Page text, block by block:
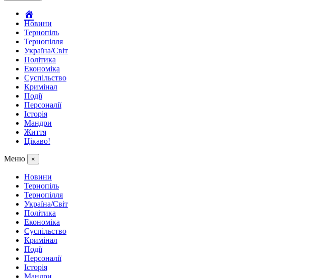
Новини
Тернопіль
Тернопілля
Україна/Світ
Політика
Економіка
Суспільство
Кримінал
Події
Персоналії
Історія
Мандри
Життя
Цікаво!
Меню ×
Новини
Тернопіль
Тернопілля
Україна/Світ
Політика
Економіка
Суспільство
Кримінал
Події
Персоналії
Історія
Мандри